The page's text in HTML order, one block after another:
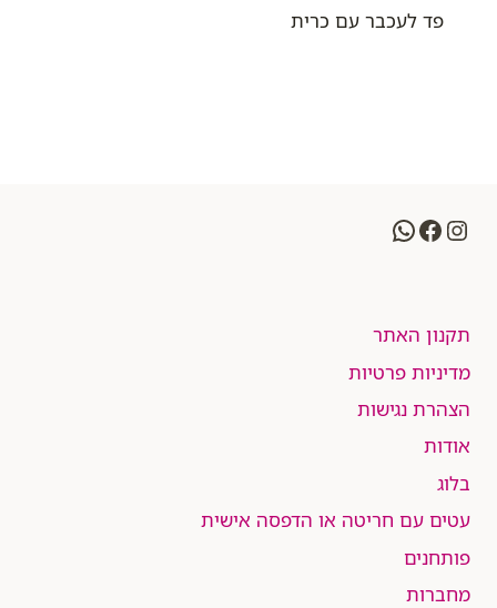
פד לעכבר עם כרית
Instagram
Facebook
WhatsApp
תקנון האתר
מדיניות פרטיות
הצהרת נגישות
אודות
בלוג
עטים עם חריטה או הדפסה אישית
פותחנים
מחברות